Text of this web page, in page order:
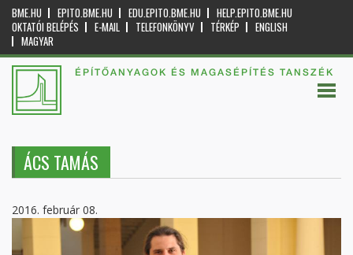
BME.HU EPITO.BME.HU EDU.EPITO.BME.HU
HELP.EPITO.BME.HU
OKTATÓI BELÉPÉS
E-MAIL TELEFONKÖNYV TÉRKÉP
ENGLISH
MAGYAR
ÉPÍTŐANYAGOK ÉS MAGASÉPÍTÉS TANSZÉK
ÁCS TAMÁS
2016. február 08.